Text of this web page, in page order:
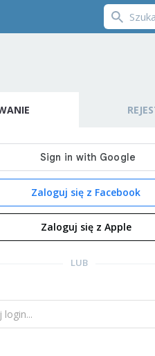
Zaloguj się z Facebook
Zaloguj się z Apple
LUB